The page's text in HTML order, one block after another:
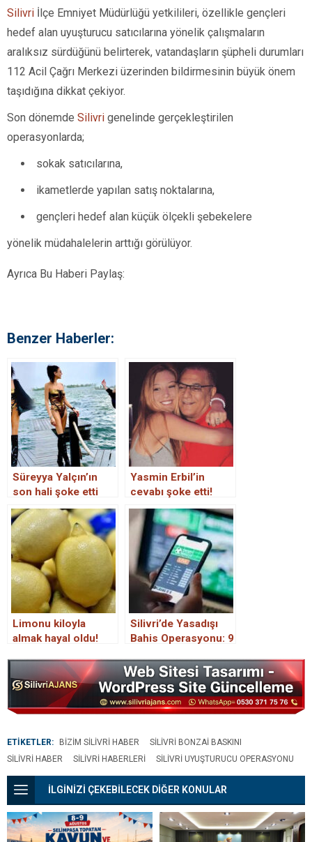
Silivri İlçe Emniyet Müdürlüğü yetkilileri, özellikle gençleri
hedef alan uyuşturucu satıcılarına yönelik çalışmaların
aralıksız sürdüğünü belirterek, vatandaşların şüpheli durumları
112 Acil Çağrı Merkezi üzerinden bildirmesinin büyük önem
taşıdığına dikkat çekiyor.
Son dönemde Silivri genelinde gerçekleştirilen
operasyonlarda;
sokak satıcılarına,
ikametlerde yapılan satış noktalarına,
gençleri hedef alan küçük ölçekli şebekelere
yönelik müdahalelerin arttığı görülüyor.
Ayrıca Bu Haberi Paylaş:
Benzer Haberler:
Süreyya Yalçın’ın
son hali şoke etti
Yasmin Erbil’in
cevabı şoke etti!
Limonu kiloyla
almak hayal oldu!
şoke etti
Silivri’de Yasadışı
Bahis Operasyonu: 9
ETİKETLER: BIZIM SILIVRI HABER
SILIVRI BONZAI BASKINI
SILIVRI HABER
SILIVRI HABERLERI SILIVRI UYUŞTURUCU OPERASYONU
İLGİNİZİ ÇEKEBİLECEK DİĞER KONULAR